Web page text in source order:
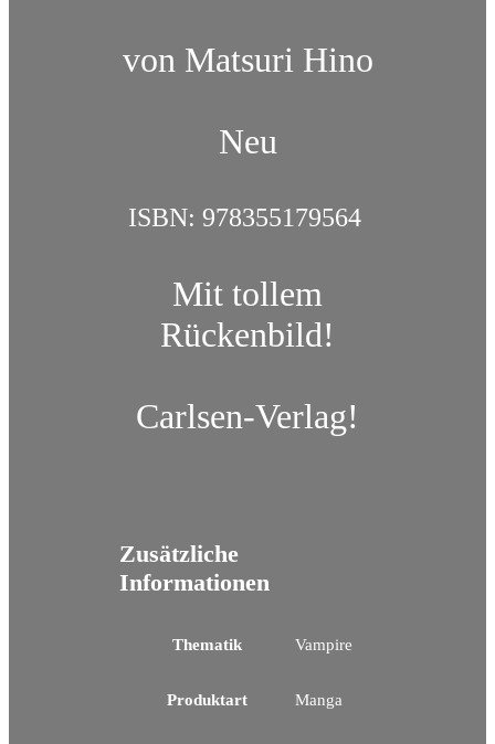
von Matsuri Hino
Neu
ISBN: 978355179564
Mit tollem
Rückenbild!
Carlsen-Verlag!
Zusätzliche
Informationen
Thematik Vampire
Produktart Manga